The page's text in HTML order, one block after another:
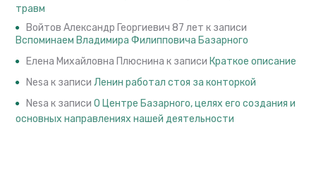
травм
Войтов Александр Георгиевич 87 лет к записи
Вспоминаем Владимира Филипповича Базарного
Елена Михайловна Плюснина к записи Краткое описание
Nesa к записиЛенин работал стоя за конторкой
Nesa к записиО Центре Базарного, целях его создания и
основных направлениях нашей деятельности